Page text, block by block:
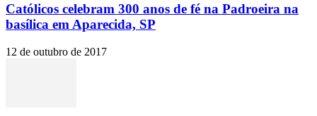
Católicos celebram 300 anos de fé na Padroeira na
basílica em Aparecida, SP
12 de outubro de 2017